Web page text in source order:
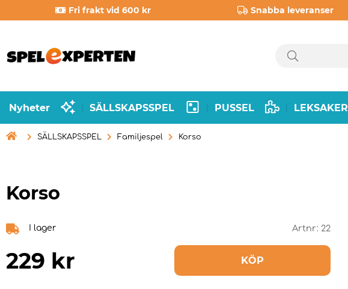
Fri frakt vid 600 kr Snabba leveranser
Nyheter SÄLLSKAPSSPEL PUSSEL LEKSAKER
 SÄLLSKAPSSPEL Familjespel Korso
Korso
I lager Artnr: 22
229 kr KÖP